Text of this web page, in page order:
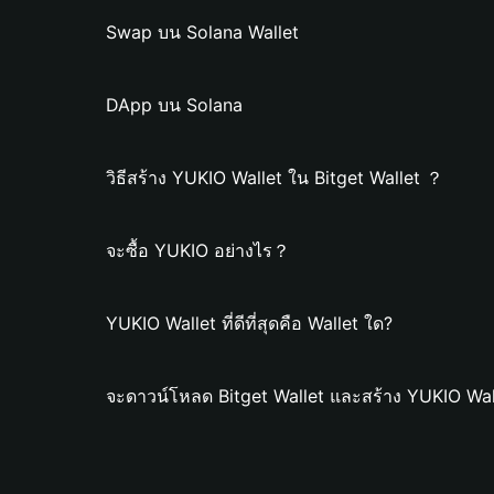
Swap บน Solana Wallet
DApp บน Solana
วิธีสร้าง YUKIO Wallet ใน Bitget Wallet ？
จะซื้อ YUKIO อย่างไร？
YUKIO Wallet ที่ดีที่สุดคือ Wallet ใด?
จะดาวน์โหลด Bitget Wallet และสร้าง YUKIO